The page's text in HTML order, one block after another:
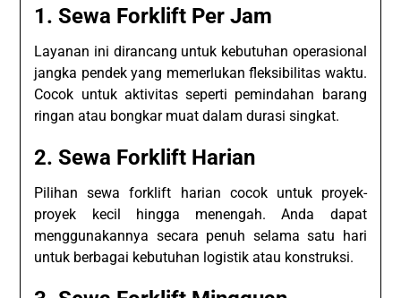
1.Sewa Forklift Per Jam
Layanan ini dirancang untuk kebutuhan operasional
jangka pendek yang memerlukan fleksibilitas waktu.
Cocok untuk aktivitas seperti pemindahan barang
ringan atau bongkar muat dalam durasi singkat.
2.Sewa Forklift Harian
Pilihan sewa forklift harian cocok untuk proyek-
proyek kecil hingga menengah. Anda dapat
menggunakannya secara penuh selama satu hari
untuk berbagai kebutuhan logistik atau konstruksi.